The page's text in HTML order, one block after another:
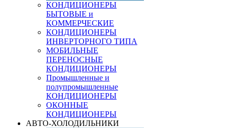
КОНДИЦИОНЕРЫ
БЫТОВЫЕ и
КОММЕРЧЕСКИЕ
КОНДИЦИОНЕРЫ
ИНВЕРТОРНОГО ТИПА
МОБИЛЬНЫЕ
ПЕРЕНОСНЫЕ
КОНДИЦИОНЕРЫ
Промышленные и
полупромышленные
КОНДИЦИОНЕРЫ
ОКОННЫЕ
КОНДИЦИОНЕРЫ
АВТО-ХОЛОДИЛЬНИКИ